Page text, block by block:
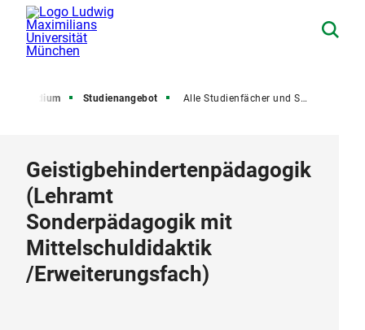
Studium Studienangebot Alle Studienfächer und Studiengänge
Geistigbehindertenpädagogik
(Lehramt
Sonderpädagogik mit
Mittelschuldidaktik
/Erweiterungsfach)